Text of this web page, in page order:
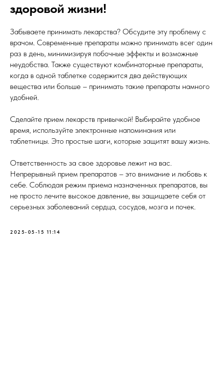
здоровой жизни!
Забываете принимать лекарства? Обсудите эту проблему с
врачом. Современные препараты можно принимать всег один
раз в день, минимизируя побочные эффекты и возможные
неудобства. Также существуют комбинаторные препараты,
когда в одной таблетке содержится два действующих
вещества или больше – принимать такие препараты намного
удобней.
Сделайте прием лекарств привычкой! Выбирайте удобное
время, используйте электронные напоминания или
таблетницы. Это простые шаги, которые защитят вашу жизнь.
Ответственность за свое здоровье лежит на вас.
Непрерывный прием препаратов – это внимание и любовь к
себе. Соблюдая режим приема назначенных препаратов, вы
не просто лечите высокое давление, вы защищаете себя от
серьезных заболеваний сердца, сосудов, мозга и почек.
2025-05-15 11:14